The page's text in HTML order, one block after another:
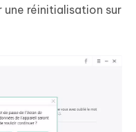
réinitialisation sur